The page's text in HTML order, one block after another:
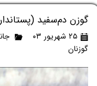
گوزن دم‌سفید
۲۵ شهریور ۰۳
گوزنان